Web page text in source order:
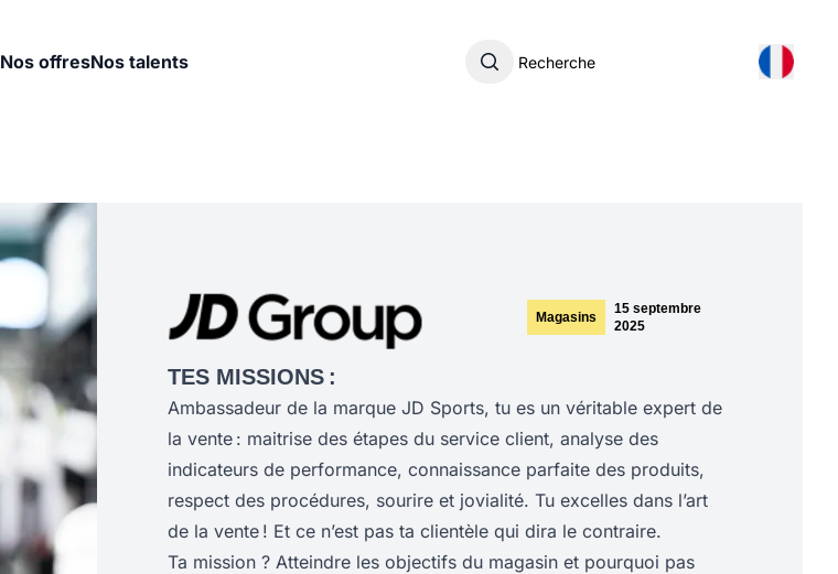
Nos offresNos talents Recherche
Magasins
15 septembre
2025
TES MISSIONS :
Ambassadeur de la marque JD Sports, tu es un véritable expert de
la vente : maitrise des étapes du service client, analyse des
indicateurs de performance, connaissance parfaite des produits,
respect des procédures, sourire et jovialité. Tu excelles dans l’art
de la vente ! Et ce n’est pas ta clientèle qui dira le contraire.
Ta mission ? Atteindre les objectifs du magasin et pourquoi pas